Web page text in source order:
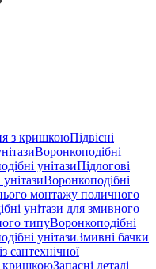
з кришкоюПідвісні
Воронкоподібні
унітазиПідлогові
Воронкоподібні
монтажу поличного
унітази для змивного
типуВоронкоподібні
унітазиЗмивні бачки
сантехнічної
кришкоюЗапасні деталі